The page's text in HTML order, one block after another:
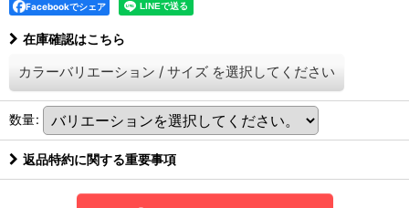
Facebookでシェア
在庫確認はこちら
カラーバリエーション / サイズ を選択してください
数量:
返品特約に関する重要事項